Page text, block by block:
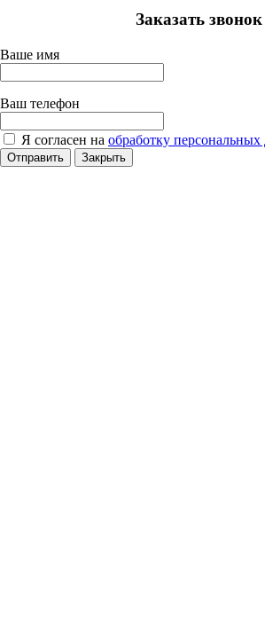
Заказать звонок
Ваше имя
Ваш телефон
Я согласен на обработку
Отправить Закрыть